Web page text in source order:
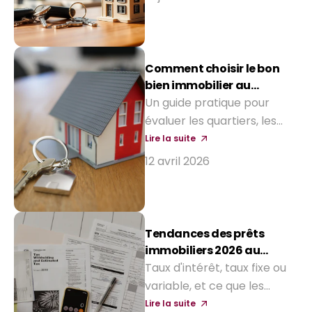
d'emprunt et avantages
fiscaux.
Comment choisir le bon
bien immobilier au
Luxembourg
Un guide pratique pour
évaluer les quartiers, les
prix et la valeur à long
terme avant d'acheter
Lire la suite
12 avril 2026
Tendances des prêts
immobiliers 2026 au
Grand-Duché
Taux d'intérêt, taux fixe ou
variable, et ce que les
acheteurs peuvent
Lire la suite